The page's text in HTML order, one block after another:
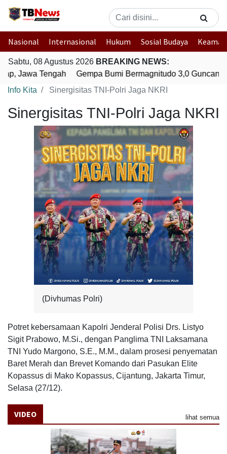
Nasional Internasional Hukum Sosial Budaya
Sabtu, 08 Agustus 2026 BREAKING NEWS:
Jawa Tengah
Gempa Bumi Bermagnitudo 3,0 Guncang
Info Kita
Sinergisitas TNI-Polri Jaga NKRI
Sinergisitas TNI-Polri Jaga NKRI
(Divhumas Polri)
Potret kebersamaan Kapolri Jenderal Polisi Drs. Listyo
Sigit Prabowo, M.Si., dengan Panglima TNI Laksamana
TNI Yudo Margono, S.E., M.M., dalam prosesi penyematan
Baret Merah dan Brevet Komando dari Pasukan Elite
Kopassus di Mako Kopassus, Cijantung, Jakarta Timur,
Selasa (27/12).
VIDEO lihat semua